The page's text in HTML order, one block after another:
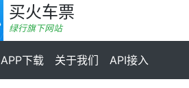
买火车票
绿行旗下网站
APP下载 关于我们 API接入